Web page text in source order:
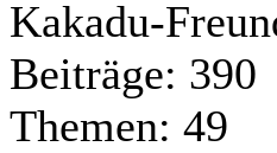
Kakadu-
Beiträge: 390
Themen: 49